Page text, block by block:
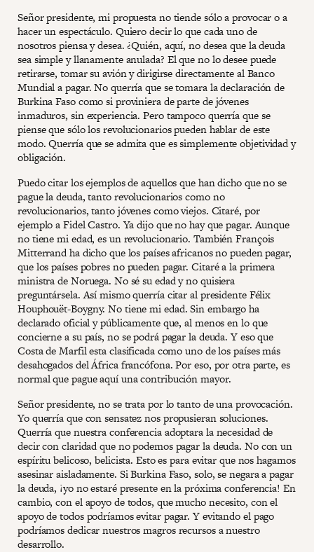
Señor presidente, mi propuesta no tiende sólo a provocar o a
hacer un espectáculo. Quiero decir lo que cada uno de
nosotros piensa y desea. ¿Quién, aquí, no desea que la deuda
sea simple y llanamente anulada? El que no lo desee puede
retirarse, tomar su avión y dirigirse directamente al Banco
Mundial a pagar. No querría que se tomara la declaración de
Burkina Faso como si proviniera de parte de jóvenes
inmaduros, sin experiencia. Pero tampoco querría que se
piense que sólo los revolucionarios pueden hablar de este
modo. Querría que se admita que es simplemente objetividad y
obligación.
Puedo citar los ejemplos de aquellos que han dicho que no se
pague la deuda, tanto revolucionarios como no
revolucionarios, tanto jóvenes como viejos. Citaré, por
ejemplo a Fidel Castro. Ya dijo que no hay que pagar. Aunque
no tiene mi edad, es un revolucionario. También François
Mitterrand ha dicho que los países africanos no pueden pagar,
que los países pobres no pueden pagar. Citaré a la primera
ministra de Noruega. No sé su edad y no quisiera
preguntársela. Así mismo querría citar al presidente Félix
Houphouët-Boygny. No tiene mi edad. Sin embargo ha
declarado oficial y públicamente que, al menos en lo que
concierne a su país, no se podrá pagar la deuda. Y eso que
Costa de Marfil esta clasificada como uno de los países más
desahogados del África francófona. Por eso, por otra parte, es
normal que pague aquí una contribución mayor.
Señor presidente, no se trata por lo tanto de una provocación.
Yo querría que con sensatez nos propusieran soluciones.
Querría que nuestra conferencia adoptara la necesidad de
decir con claridad que no podemos pagar la deuda. No con un
espíritu belicoso, belicista. Esto es para evitar que nos hagamos
asesinar aisladamente. Si Burkina Faso, solo, se negara a pagar
la deuda, ¡yo no estaré presente en la próxima conferencia! En
cambio, con el apoyo de todos, que mucho necesito, con el
apoyo de todos podríamos evitar pagar. Y evitando el pago
podríamos dedicar nuestros magros recursos a nuestro
desarrollo.